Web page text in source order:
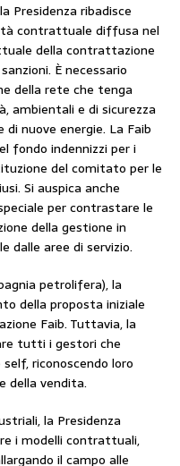
Presidenza ribadisce
contrattuale diffusa nel
della contrattazione
È necessario
della rete che tenga
ambientali e di sicurezza
di nuove energie. La Faib
fondo indennizzi per i
del comitato per le
Si auspica anche
per contrastare le
della gestione in
dalle aree di servizio.
petrolifera), la
della proposta iniziale
Faib. Tuttavia, la
tutti i gestori che
riconoscendo loro
della vendita.
la Presidenza
i modelli contrattuali,
il campo alle